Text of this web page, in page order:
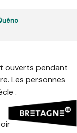
Ille-et-Vilaine et
ouverts pendant
Les personnes
.